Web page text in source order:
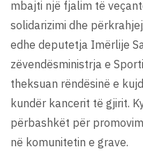
mbajti një fjalim të
solidarizimi dhe
edhe deputetja Imërlije
zëvendësministrja e
theksuan rëndësinë e
kundër kancerit të gjirit.
përbashkët për
në komunitetin e grave.